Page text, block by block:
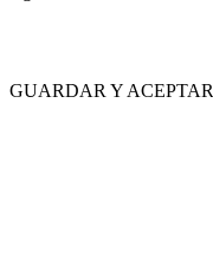
GUARDAR Y ACEPTAR